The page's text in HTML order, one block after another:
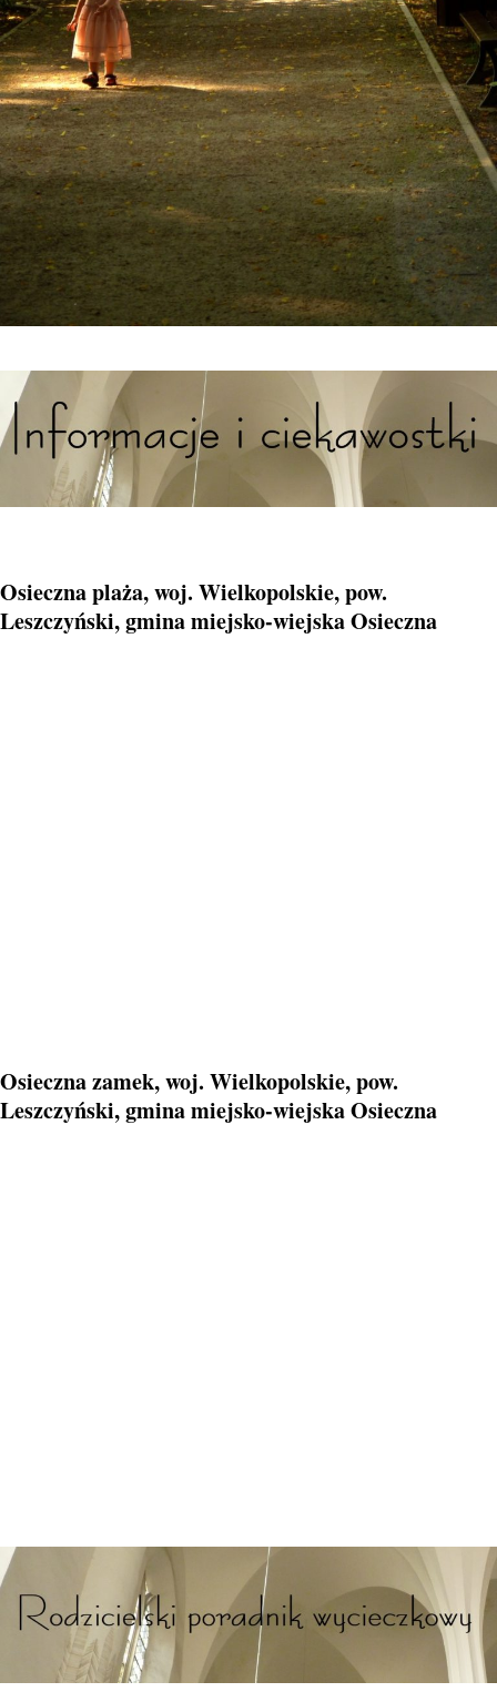
Osieczna plaża, woj. Wielkopolskie, pow.
Leszczyński, gmina miejsko-wiejska Osieczna
Osieczna zamek, woj. Wielkopolskie, pow.
Leszczyński, gmina miejsko-wiejska Osieczna